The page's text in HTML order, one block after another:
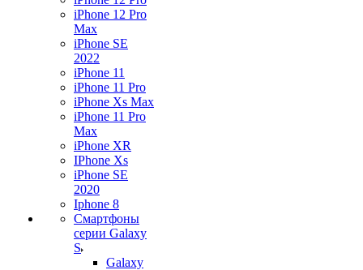
iPhone 12 Pro
Max
iPhone SE
2022
iPhone 11
iPhone 11 Pro
iPhone Xs Max
iPhone 11 Pro
Max
iPhone XR
IPhone Xs
iPhone SE
2020
Iphone 8
Смартфоны
серии Galaxy
S
Galaxy